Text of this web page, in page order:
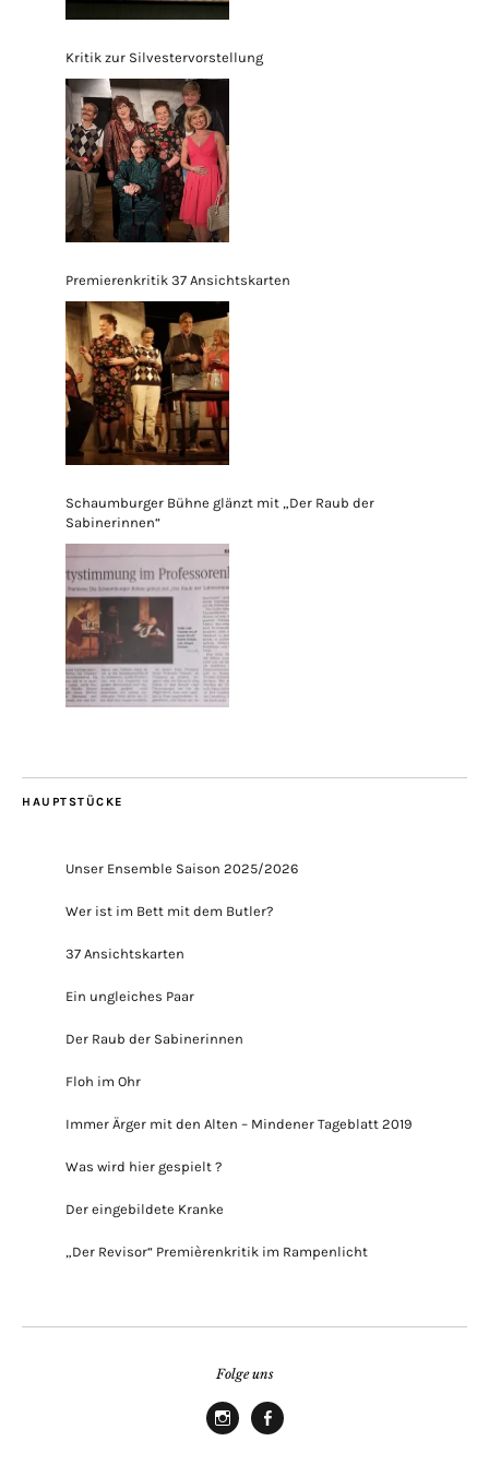
Kritik zur Silvestervorstellung
Premierenkritik 37 Ansichtskarten
Schaumburger Bühne glänzt mit „Der Raub der
Sabinerinnen“
HAUPTSTÜCKE
Unser Ensemble Saison 2025/2026
Wer ist im Bett mit dem Butler?
37 Ansichtskarten
Ein ungleiches Paar
Der Raub der Sabinerinnen
Floh im Ohr
Immer Ärger mit den Alten – Mindener Tageblatt 2019
Was wird hier gespielt ?
Der eingebildete Kranke
„Der Revisor“ Premièrenkritik im Rampenlicht
Folge uns